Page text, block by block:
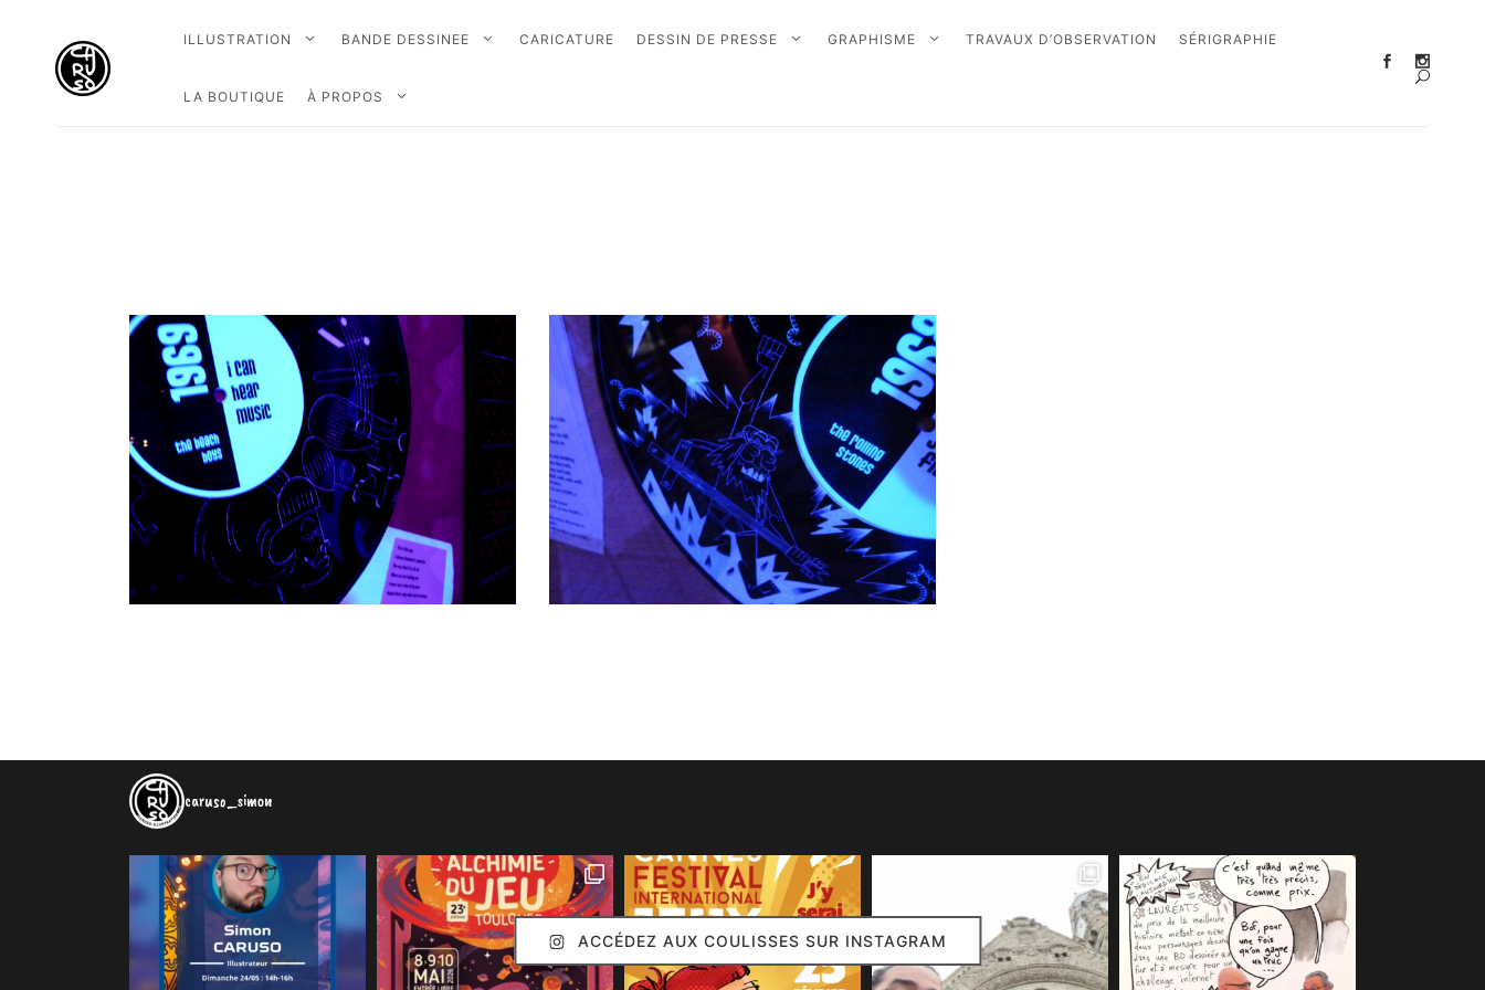
ILLUSTRATION BANDE DESSINEE CARICATURE DESSIN DE PRESSE GRAPHISME TRAVAUX D’OBSERVATION SÉRIGRAPHIE
LA BOUTIQUE À PROPOS
caruso_simon
ACCÉDEZ AUX COULISSES SUR INSTAGRAM